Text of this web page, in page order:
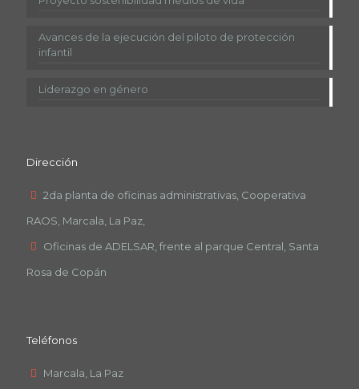
Avances de la ejecución del piloto de protección
infantil
Liderazgo en género
Dirección
2da planta de oficinas administrativas, Cooperativa
RAOS, Marcala, La Paz,
Oficinas de ADELSAR, frente al parque Central, Santa
Rosa de Copán
Teléfonos
Marcala, La Paz